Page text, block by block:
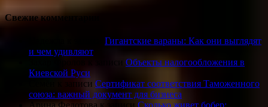
Свежие комментарии
Гигантские вараны: Как они выглядят
и чем удивляют
Объекты налогообложения в
Киевской Руси
к записи Сертификат соответствия Таможенного
союза: важный документ для бизнеса